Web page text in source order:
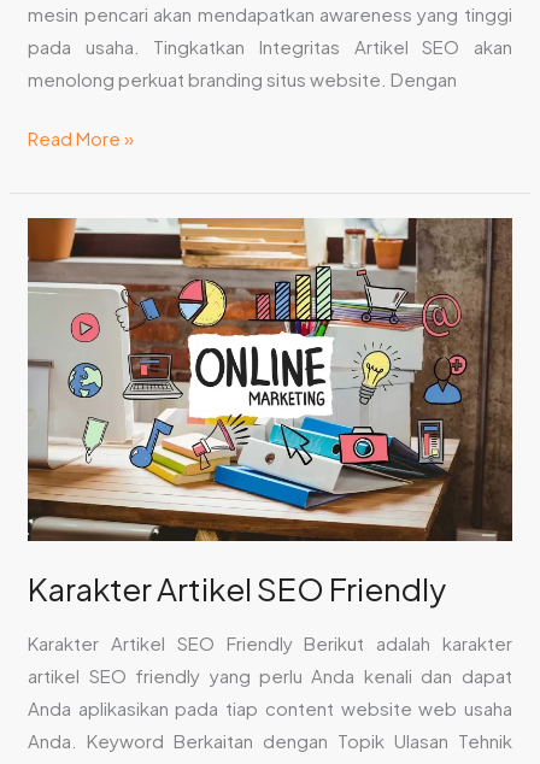
mesin pencari akan mendapatkan awareness yang tinggi
pada usaha. Tingkatkan Integritas Artikel SEO akan
menolong perkuat branding situs website. Dengan
Read More »
Karakter Artikel SEO Friendly
Karakter Artikel SEO Friendly Berikut adalah karakter
artikel SEO friendly yang perlu Anda kenali dan dapat
Anda aplikasikan pada tiap content website web usaha
Anda. Keyword Berkaitan dengan Topik Ulasan Tehnik
Karakter
Artikel
SEO
Friendly